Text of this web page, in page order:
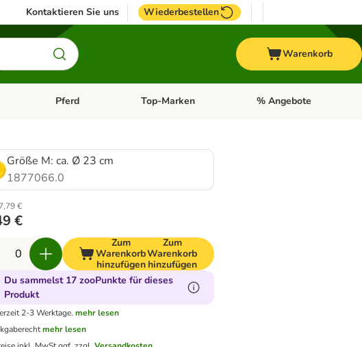
Kontaktieren Sie uns Wiederbestellen
Warenkorb
Menü öffnen: FischKategorie-Menü öffnen: Vogel
Pferd Kategorie-Menü öffnen: Pferd
Top-Marken Kategorie-Menü öffnen:
% Angebote
Größe M: ca. Ø 23 cm
1877066.0
€
€
Zum
Warenkorb
hinzufügen
Zum
Warenkorb
hinzufügen
Du sammelst 17 zooPunkte für dieses
Produkt
2-3 Werktage. mehr lesen
mehr lesen